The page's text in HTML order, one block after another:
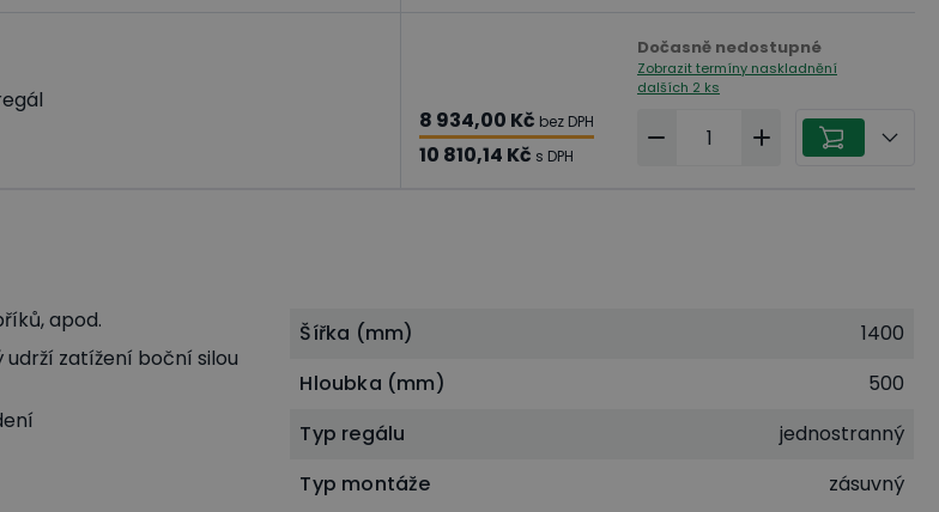
8 934,00 Kč bez DPH
10 810,14 Kč s DPH
Dočasně nedostupné
Zobrazit termíny naskladnění
dalších 2 ks
apod.
zatížení boční silou
Šířka (mm)
1400
Hloubka (mm)
500
Typ regálu
jednostranný
Typ montáže
zásuvný